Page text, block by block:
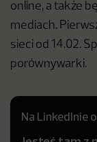
online, a także
mediach.
sieci od 14.02.
porównywarki.
Na LinkedInie